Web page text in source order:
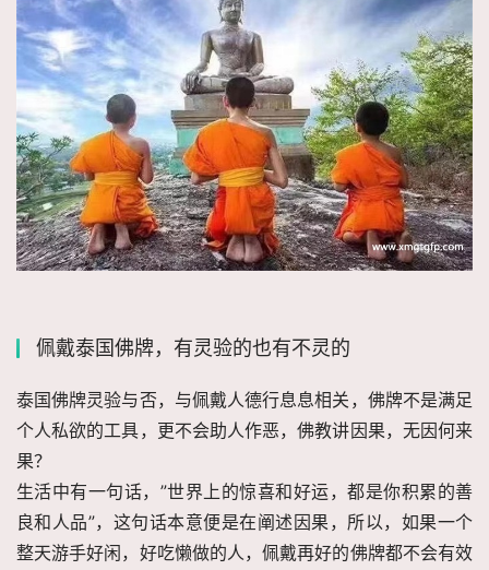
佩戴泰国佛牌，有灵验的也有不灵的
泰国佛牌灵验与否，与佩戴人德行息息相关，佛牌不是满足
个人私欲的工具，更不会助人作恶，佛教讲因果，无因何来
果？
生活中有一句话，”世界上的惊喜和好运，都是你积累的善
良和人品”，这句话本意便是在阐述因果，所以，如果一个
整天游手好闲，好吃懒做的人，佩戴再好的佛牌都不会有效